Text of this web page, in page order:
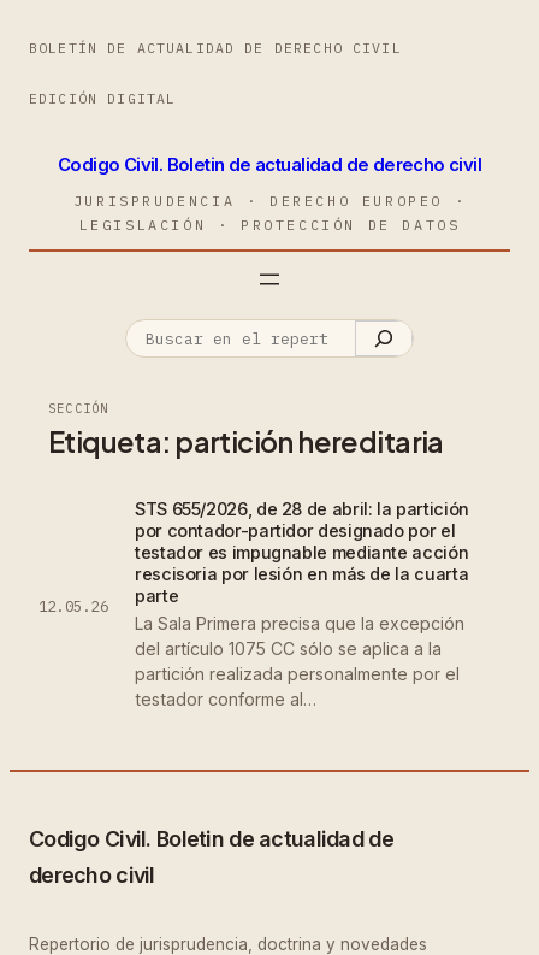
BOLETÍN DE ACTUALIDAD DE DERECHO CIVIL
EDICIÓN DIGITAL
Codigo Civil. Boletin de actualidad de derecho civil
JURISPRUDENCIA · DERECHO EUROPEO ·
LEGISLACIÓN · PROTECCIÓN DE DATOS
SECCIÓN
Etiqueta: partición hereditaria
12.05.26
STS 655/2026, de 28 de abril: la partición
por contador-partidor designado por el
testador es impugnable mediante acción
rescisoria por lesión en más de la cuarta
parte
La Sala Primera precisa que la excepción
del artículo 1075 CC sólo se aplica a la
partición realizada personalmente por el
testador conforme al…
Codigo Civil. Boletin de actualidad de
derecho civil
Repertorio de jurisprudencia, doctrina y novedades